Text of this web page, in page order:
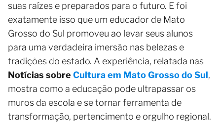
suas raízes e preparados para o futuro. E foi
exatamente isso que um educador de Mato
Grosso do Sul promoveu ao levar seus alunos
para uma verdadeira imersão nas belezas e
tradições do estado. A experiência, relatada nas
Notícias sobre Cultura em Mato Grosso do Sul,
mostra como a educação pode ultrapassar os
muros da escola e se tornar ferramenta de
transformação, pertencimento e orgulho regional.